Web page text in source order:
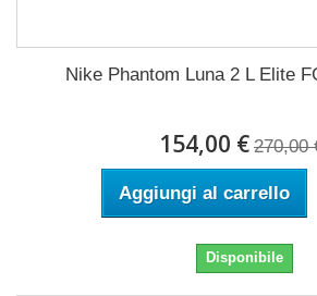
Nike Phantom Luna 2 L Elite
154,00 € 270,00
Aggiungi al carrello
Disponibile